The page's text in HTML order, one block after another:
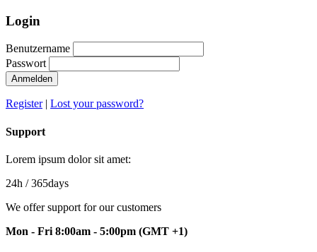
Login
Benutzername
Passwort
Anmelden
Register| Lost your password?
Support
Lorem ipsum dolor sit amet:
24h / 365days
We offer support for our customers
Mon - Fri 8:00am - 5:00pm (GMT +1)